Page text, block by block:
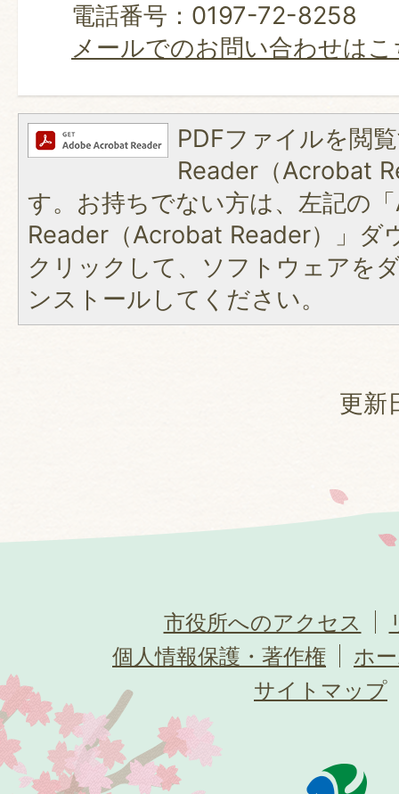
電話番号：0197-72-8258
メールでのお問い合わせは
PDFファイルを閲
Reader（Acrobat
す。お持ちでない方は、左記の
Reader（Acrobat Reader）」ダ
クリックして、ソフトウェアを
ンストールしてください。
更新
市役所へのアクセス
個人情報保護・著作権
ホ
サイトマップ